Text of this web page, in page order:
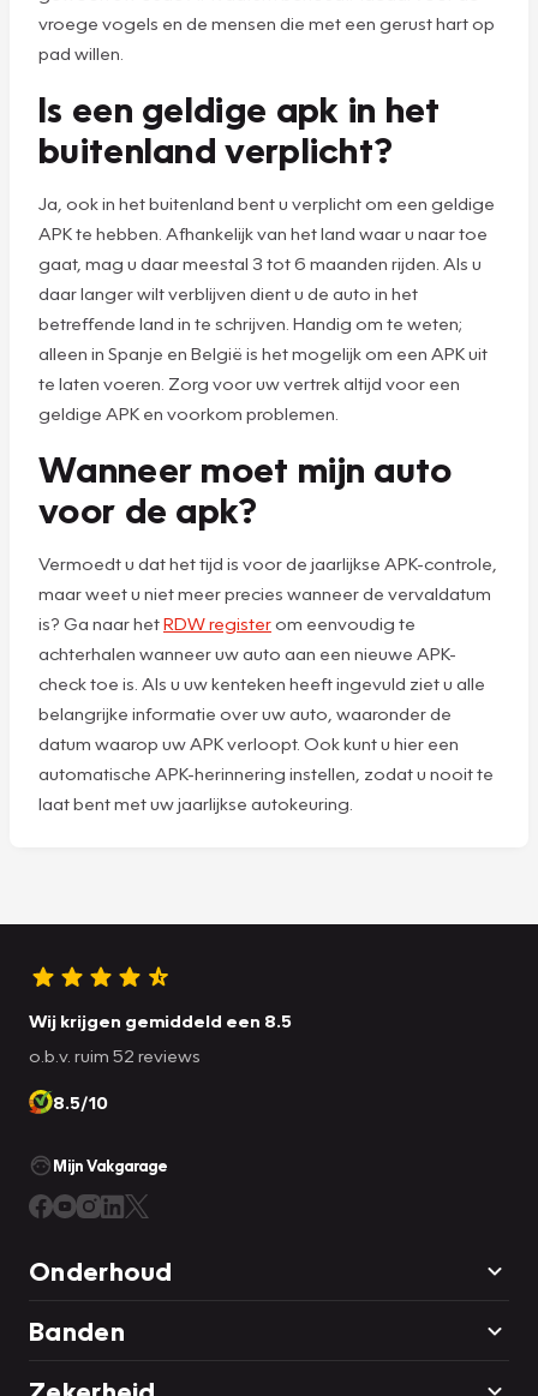
vroege vogels en de mensen die met een gerust hart op
pad willen.
Is een geldige apk in het
buitenland verplicht?
Ja, ook in het buitenland bent u verplicht om een geldige
APK te hebben. Afhankelijk van het land waar u naar toe
gaat, mag u daar meestal 3 tot 6 maanden rijden. Als u
daar langer wilt verblijven dient u de auto in het
betreffende land in te schrijven. Handig om te weten;
alleen in Spanje en België is het mogelijk om een APK uit
te laten voeren. Zorg voor uw vertrek altijd voor een
geldige APK en voorkom problemen.
Wanneer moet mijn auto
voor de apk?
Vermoedt u dat het tijd is voor de jaarlijkse APK-controle,
maar weet u niet meer precies wanneer de vervaldatum
is? Ga naar hetRDW registerom eenvoudig te
achterhalen wanneer uw auto aan een nieuwe APK-
check toe is. Als u uw kenteken heeft ingevuld ziet u alle
belangrijke informatie over uw auto, waaronder de
datum waarop uw APK verloopt. Ook kunt u hier een
automatische APK-herinnering instellen, zodat u nooit te
laat bent met uw jaarlijkse autokeuring.
Wij krijgen gemiddeld een 8.5
o.b.v. ruim 52 reviews
8.5/10
Mijn Vakgarage
Onderhoud
Banden